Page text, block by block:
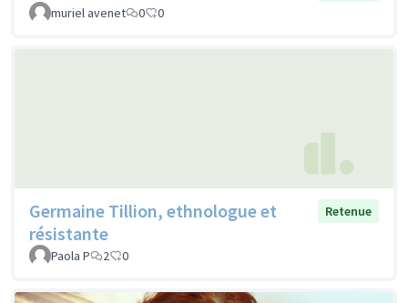
muriel avenet
0 0
Germaine Tillion, ethnologue et
résistante
Retenue
Paola P 2 0